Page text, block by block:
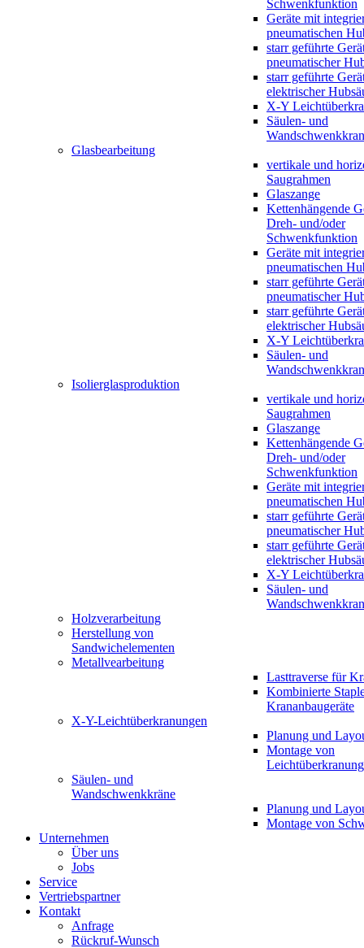
Schwenkfunktion
Geräte mit
pneumatischen
starr geführte
pneumatischer
starr geführte
elektrischer
X-Y
Säulen- und
Glasbearbeitung
vertikale und
Saugrahmen
Glaszange
Kettenhängende
Dreh- und/oder
Schwenkfunktion
Geräte mit
pneumatischen
starr geführte
pneumatischer
starr geführte
elektrischer
X-Y
Säulen- und
Isolierglasproduktion
vertikale und
Saugrahmen
Glaszange
Kettenhängende
Dreh- und/oder
Schwenkfunktion
Geräte mit
pneumatischen
starr geführte
pneumatischer
starr geführte
elektrischer
X-Y
Säulen- und
Holzverarbeitung
Herstellung von
Sandwichelementen
Metallvearbeitung
Lasttraverse für
Kombinierte
Krananbaugeräte
X-Y-Leichtüberkranungen
Planung und
Montage von
Säulen- und
Wandschwenkkräne
Planung und
Montage von
Unternehmen
Über uns
Jobs
Service
Vertriebspartner
Kontakt
Anfrage
Rückruf-Wunsch